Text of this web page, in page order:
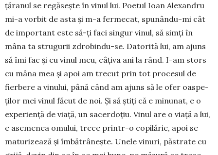
țăranul se re­găsește în vinul lui. Poetul Ioan Alexandru
mi-a vorbit de asta și m-a fermecat, spunându-mi cât
de important este să-ți faci singur vinul, să simți în
mâna ta strugurii zdrobindu-se. Datorită lui, am ajuns
să îmi fac și eu vinul meu, câțiva ani la rând. I-am stors
cu mâna mea și apoi am trecut prin tot procesul de
fierbere a vinului, pâ­nă când am ajuns să le ofer oas­pe­
ților mei vinul fă­cut de noi. Și să știți că e minu­nat, e o
expe­rien­ță de viață, un sa­cerdoțiu. Vinul are o viață a lui,
e asemenea omu­lui, trece printr-o copilărie, apoi se
maturizează și îm­bă­trâ­nește. Une­le vinuri, păs­tra­te cu